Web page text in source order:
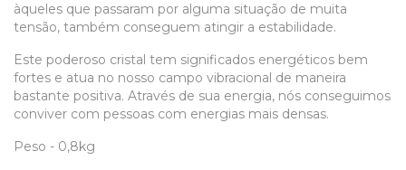
àqueles que passaram por alguma situação de muita
tensão, também conseguem atingir a estabilidade.
Este poderoso cristal tem significados energéticos bem
fortes e atua no nosso campo vibracional de maneira
bastante positiva. Através de sua energia, nós conseguimos
conviver com pessoas com energias mais densas.
Peso - 0,8kg